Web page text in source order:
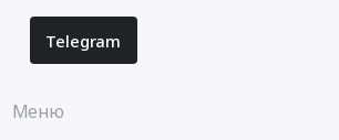
Telegram
Меню